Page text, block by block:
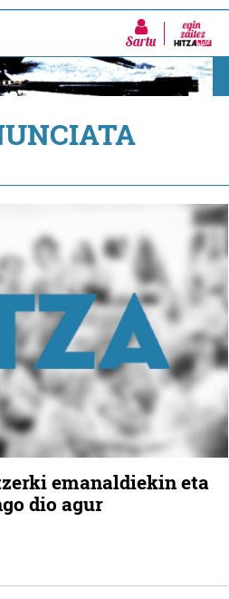
Sartu
emanaldiekin eta
dio agur